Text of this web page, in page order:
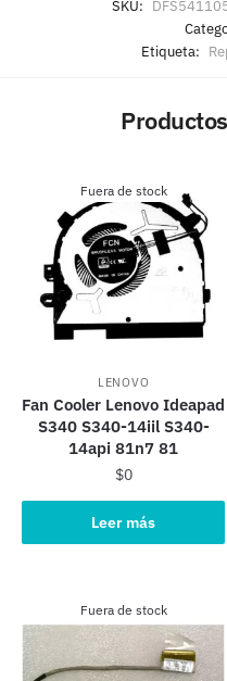
SKU:
Etiqueta:
Fuera de stock
LENOVO
Fan Cooler Lenovo Ideapad
S340 S340-14iil S340-
14api 81n7 81
$0
Leer más
Fuera de stock